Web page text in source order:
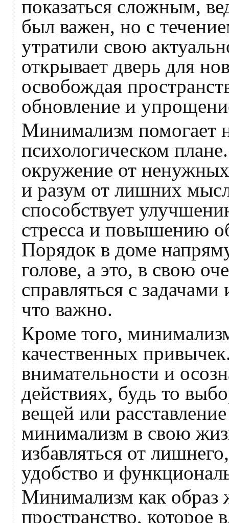
показаться сложным,
был важен, но с
утратили свою
открывает дверь для
освобождая
обновление и
Минимализм помогает
психологическом
окружение от
и разум от лишних
способствует
стресса и повышению
Порядок в доме
голове, а это, в свою
справляться с
что важно.
Кроме того,
качественных
внимательности и
действиях, будь то
вещей или
минимализм в свою
избавляться от
удобство и
Минимализм как образ
пространство, которое